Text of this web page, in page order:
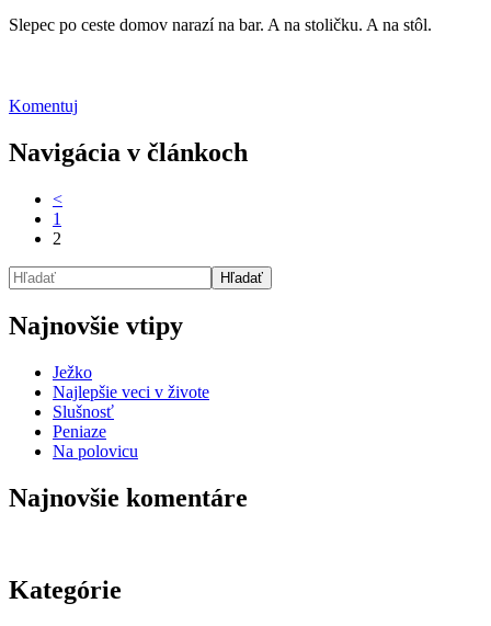
Slepec po ceste domov narazí na bar. A na stoličku. A na stôl.
Komentuj
Navigácia v článkoch
<
1
2
Najnovšie vtipy
Ježko
Najlepšie veci v živote
Slušnosť
Peniaze
Na polovicu
Najnovšie komentáre
Kategórie